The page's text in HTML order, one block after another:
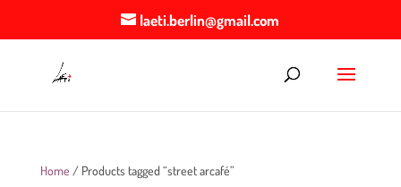
laeti.berlin@gmail.com
Home / Products tagged “street arcafé”